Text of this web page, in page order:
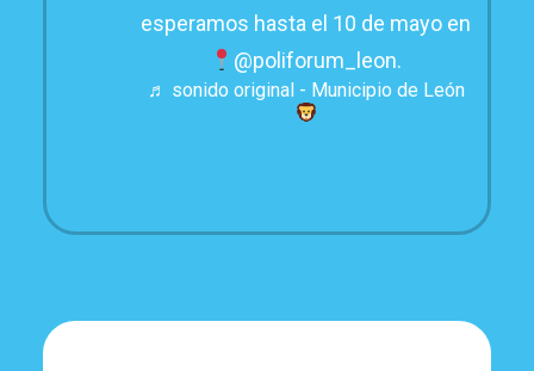
esperamos hasta el 10 de mayo en
@poliforum_leon.
♬ sonido original - Municipio de León